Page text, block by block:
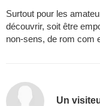
Surtout pour les
découvrir, soit être
non-sens, de rom com
Un